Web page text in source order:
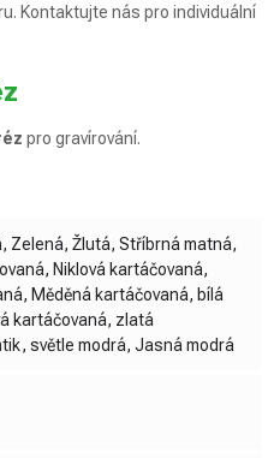
Kontaktujte nás pro individuální
pro gravírování.
Zelená, Žlutá, Stříbrná matná,
Niklová kartáčovaná,
Měděná kartáčovaná, bílá
kartáčovaná, zlatá
světle modrá, Jasná modrá